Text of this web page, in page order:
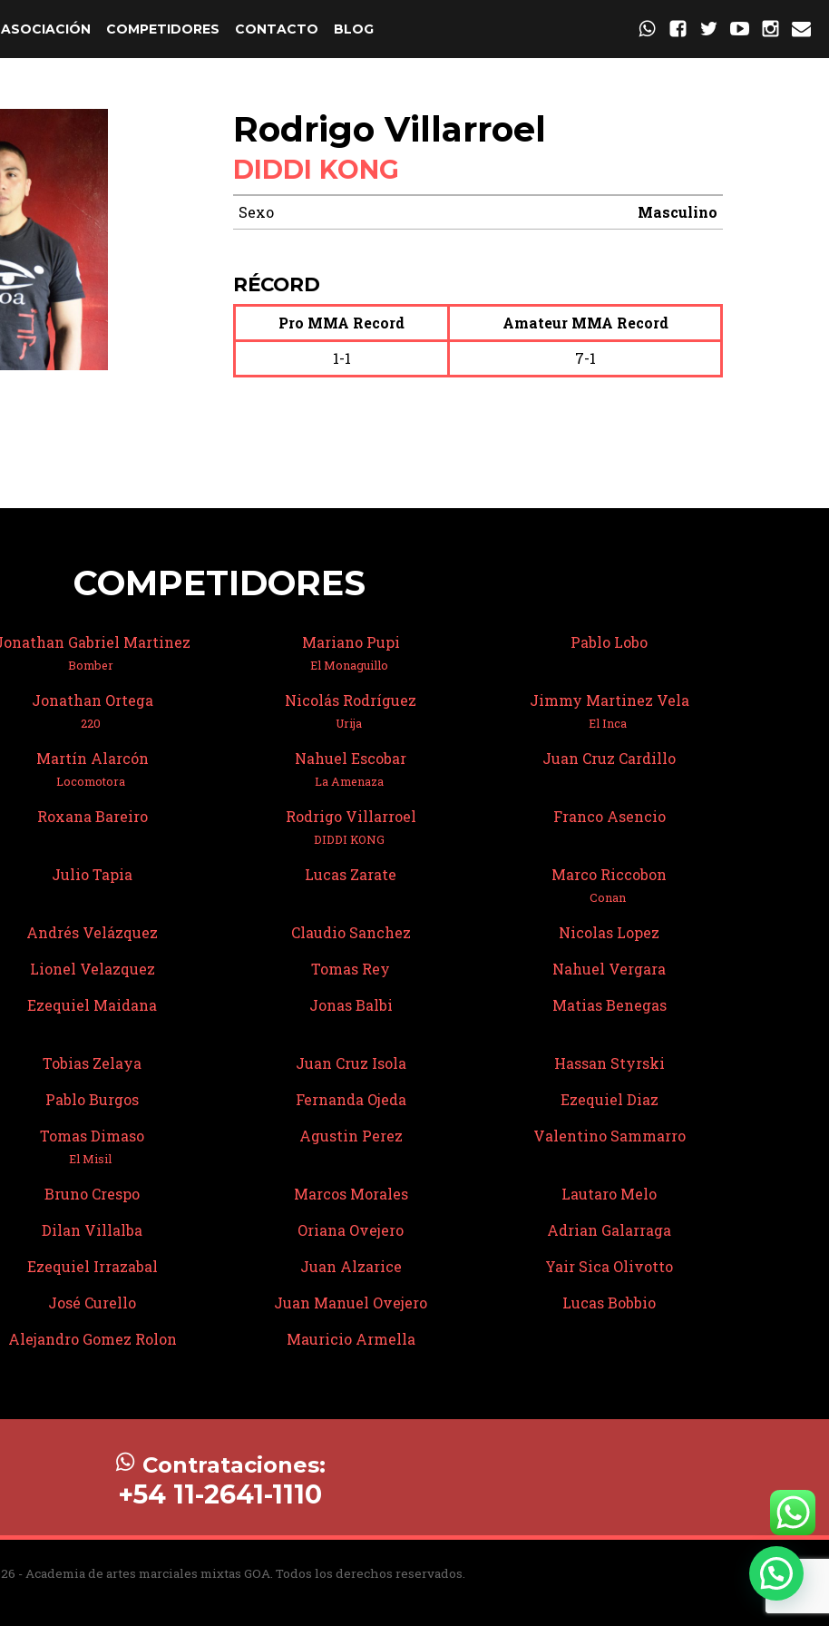
ASOCIACIÓN COMPETIDORES CONTACTO BLOG
Rodrigo Villarroel
DIDDI KONG
Sexo Masculino
RÉCORD
Pro MMA Record
Amateur MMA Record
1-1
7-1
COMPETIDORES
Gabriel Martinez
Bomber
Mariano Pupi
El Monaguillo
Pablo Lobo
Jonathan Ortega
220
Nicolás Rodríguez
Urija
Jimmy Martinez Vela
El Inca
Martín Alarcón
Locomotora
Nahuel Escobar
La Amenaza
Juan Cruz Cardillo
Roxana Bareiro Rodrigo Villarroel
DIDDI KONG
Franco Asencio
Julio Tapia Lucas Zarate Marco Riccobon
Conan
Andrés Velázquez Claudio Sanchez
Nicolas Lopez
Lionel Velazquez Tomas Rey
Nahuel Vergara
Ezequiel Maidana Jonas Balbi Matias Benegas
Tobias Zelaya Juan Cruz Isola
Hassan Styrski
Pablo Burgos Fernanda Ojeda
Ezequiel Diaz
Tomas Dimaso
El Misil
Agustin Perez Valentino Sammarro
Bruno Crespo Marcos Morales
Lautaro Melo
Dilan Villalba Oriana Ovejero
Adrian Galarraga
Ezequiel Irrazabal Juan Alzarice
Yair Sica Olivotto
José Curello Juan Manuel Ovejero
Lucas Bobbio
Alejandro Gomez Rolon Mauricio Armella
Contrataciones:
+54 11-2641-1110
- Academia de artes marciales mixtas GOA. Todos los derechos reservados.